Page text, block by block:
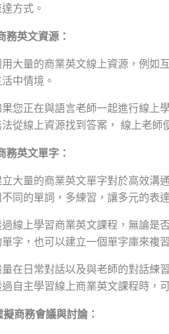
方式。
務英文資源：
用大量的商業英文線上資源，例如
活中情境。
果您正在與語言老師一起進行線上
法從線上資源找到答案， 線上老師
務英文單字：
立大量的商業英文單字對於高效溝
不同的單詞，多練習，讓多元的表
過線上學習商業英文課程，無論是
單字，也可以建立一個單字庫來複
在日常對話以及與老師的對話練
自主學習線上商業英文課程時，
商務會議與討論：